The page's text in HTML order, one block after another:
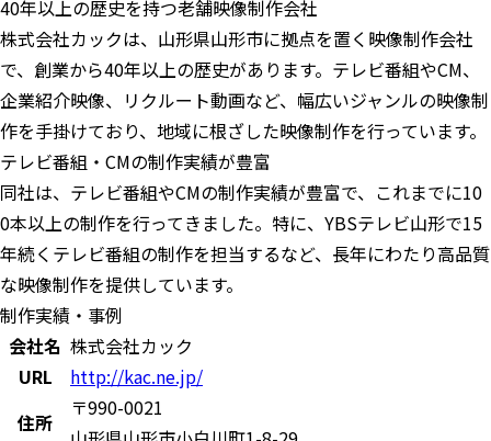
40年以上の歴史を持つ老舗映像制作会社
株式会社カックは、山形県山形市に拠点を置く映像制作会社
で、創業から40年以上の歴史があります。テレビ番組やCM、
企業紹介映像、リクルート動画など、幅広いジャンルの映像制
作を手掛けており、地域に根ざした映像制作を行っています。
テレビ番組・CMの制作実績が豊富
同社は、テレビ番組やCMの制作実績が豊富で、これまでに10
0本以上の制作を行ってきました。特に、YBSテレビ山形で15
年続くテレビ番組の制作を担当するなど、長年にわたり高品質
な映像制作を提供しています。
制作実績・事例
会社名 株式会社カック
URL
http://kac.ne.jp/
住所
〒990-0021